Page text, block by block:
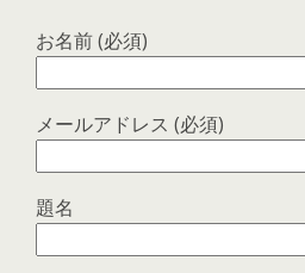
お名前 (必須)
メールアドレス (必須)
題名